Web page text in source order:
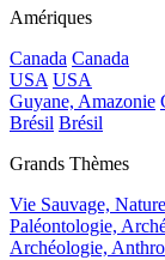
Amériques
Canada Canada
USA USA
Guyane, Amazonie
Brésil Brésil
Grands Thèmes
Vie Sauvage,
Paléontologie,
Archéologie,